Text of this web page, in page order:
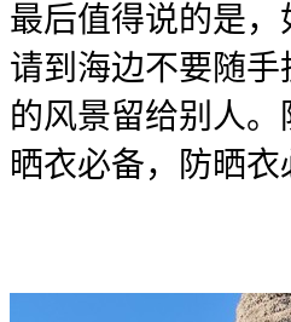
最后值得说的是，
请到海边不要随
的风景留给别人
晒衣必备，防晒衣